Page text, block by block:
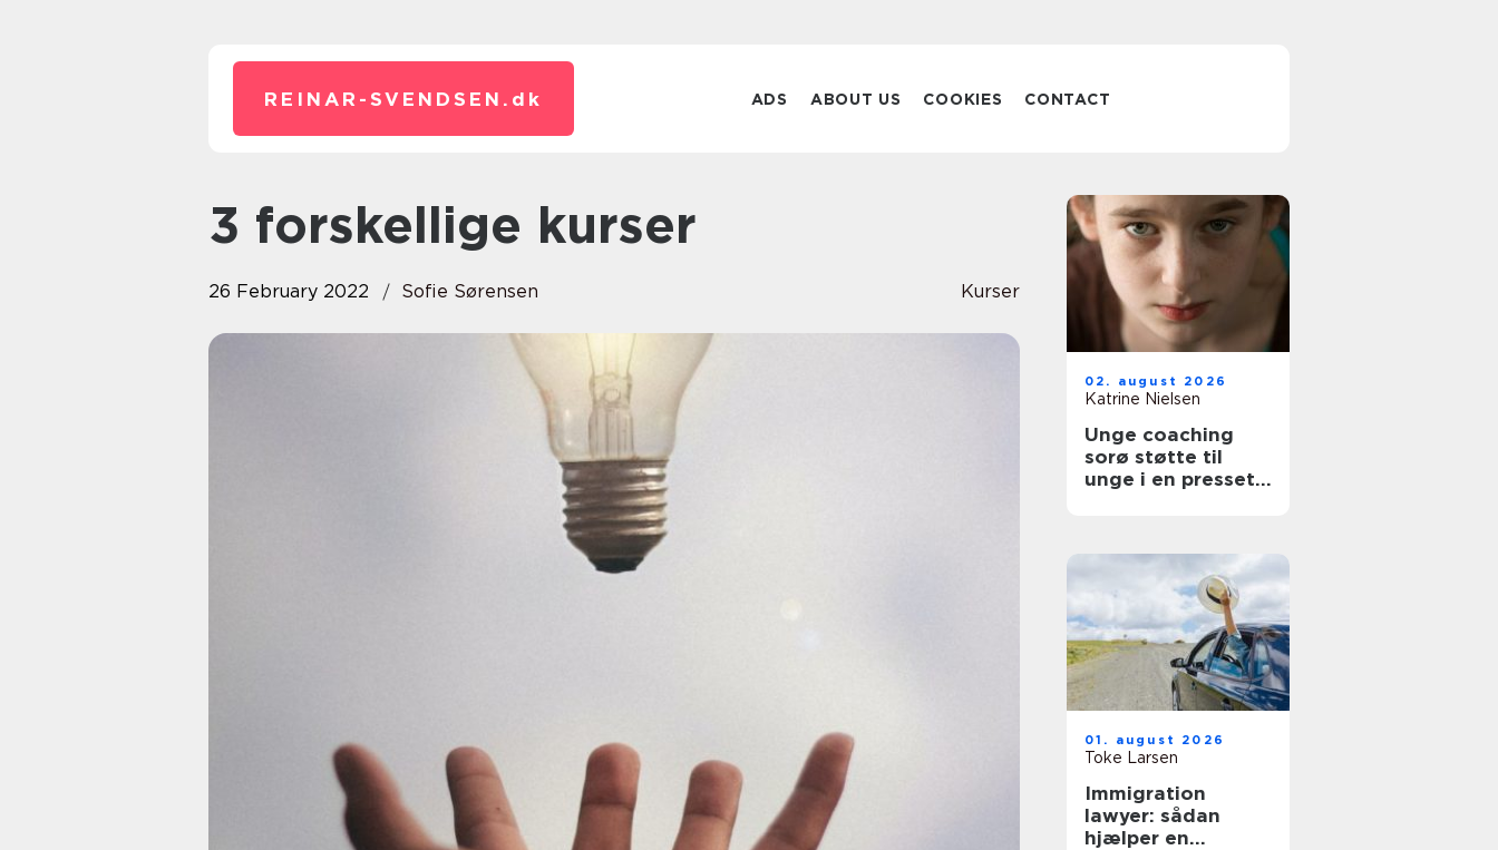
REINAR-SVENDSEN. dk ADS ABOUT US COOKIES CONTACT
3 forskellige kurser
26 February 2022 Sofie Sørensen Kurser
02. august 2026
Katrine Nielsen
Unge coaching
sorø støtte til
unge i en presset
01. august 2026
Toke Larsen
Immigration
lawyer: sådan
hjælper en